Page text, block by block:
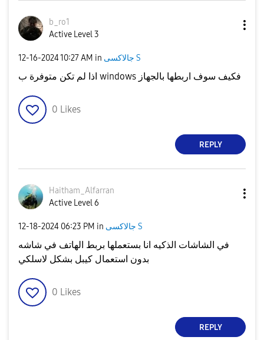
b_ro1
Active Level 3
‎12-16-202410:27 AM in جالاكسى S
اذا لم تكن متوفرة ب windows فكيف سوف اربطها بالجهاز
0 Likes
REPLY
Haitham_Alfarran
Active Level 6
‎12-18-2024 06:23 PM in جالاكسى S
في الشاشات الذكيه انا بستعملها بربط الهاتف في شاشه
بدون استعمال كيبل بشكل لاسلكي
0 Likes
REPLY